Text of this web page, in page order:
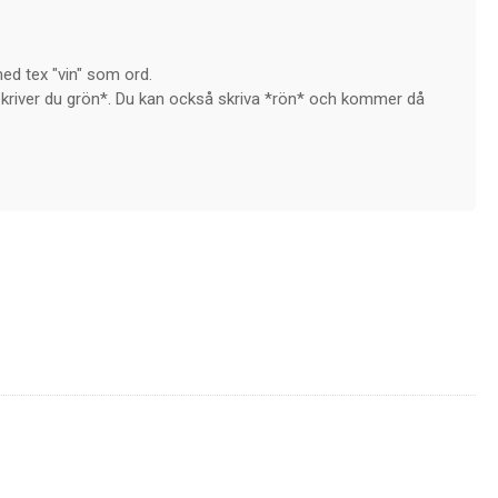
tex "vin" som ord.
du grön*. Du kan också skriva *rön* och kommer då